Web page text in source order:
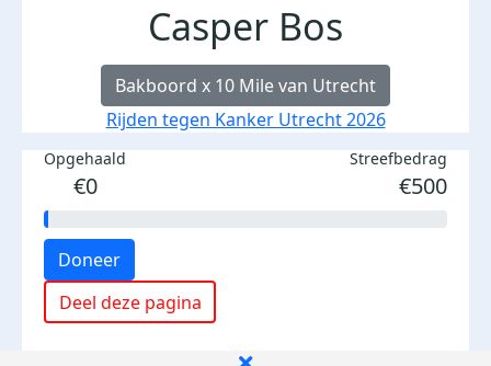
Casper Bos
Bakboord x 10 Mile van Utrecht
Rijden tegen Kanker Utrecht 2026
Opgehaald
€0
Streefbedrag
€500
Doneer
Deel deze pagina